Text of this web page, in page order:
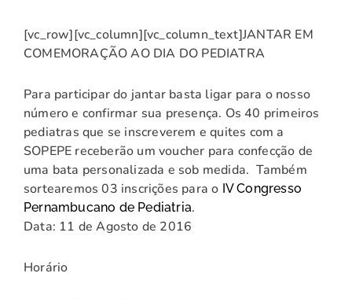
[vc_row][vc_column][vc_column_text]JANTAR EM
COMEMORAÇÃO AO DIA DO PEDIATRA
Para participar do jantar basta ligar para o nosso
número e confirmar sua presença. Os 40 primeiros
pediatras que se inscreverem e quites com a
SOPEPE receberão um voucher para confecção de
uma bata personalizada e sob medida. Também
sortearemos 03 inscrições para o IV Congresso
Pernambucano de Pediatria.
Data: 11 de Agosto de 2016
Horário